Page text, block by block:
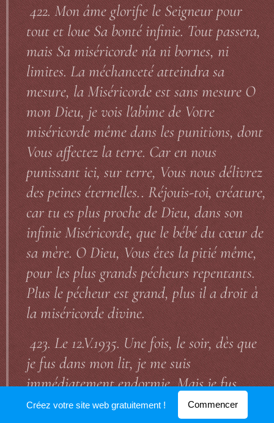
422. Mon âme glorifie le Seigneur pour
tout et loue Sa bonté infinie. Tout passera,
mais Sa miséricorde n'a ni bornes, ni
limites. La méchanceté atteindra sa
mesure, la Miséricorde est sans mesure O
mon Dieu, je vois l'abîme de Votre
miséricorde même dans les punitions, dont
Vous affectez la terre. Car en nous
punissant ici, sur terre, Vous nous délivrez
des peines éternelles.. Réjouis-toi, créature,
car tu es plus proche de Dieu, dans son
infinie Miséricorde, que le bébé du cœur de
sa mère. O Dieu, Vous êtes la pitié même,
pour les plus grands pécheurs repentants.
Plus le pécheur est grand, plus il a droit à
la miséricorde divine.
423. Le 12.V.1935. Une fois, le soir, dès que
je fus dans mon lit, je me suis
immédiatement endormie. Mais je fus
réveillée encore plus vite. Un petit enfant
Créez votre site web gratuitement ! Commencer